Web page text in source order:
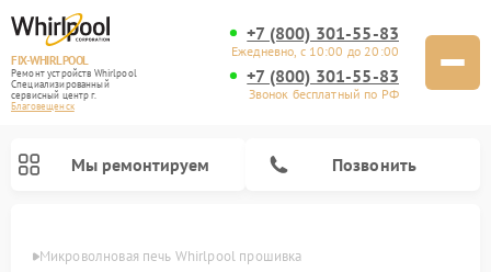
FIX-WHIRLPOOL
Ремонт устройств Whirlpool
Специализированный
cервисный центр г.
Благовещенск
+7 (800) 301-55-83
Ежедневно, с 10:00 до 20:00
+7 (800) 301-55-83
Звонок бесплатный по РФ
Мы ремонтируем Позвонить
Микроволновая печь Whirlpool прошивка